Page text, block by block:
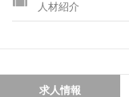
人材紹介
求人情報